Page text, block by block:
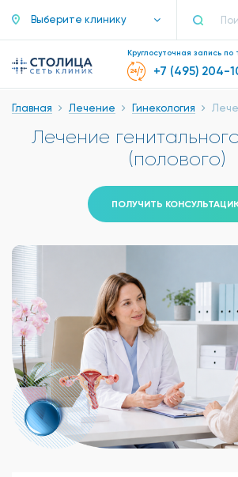
Выберите клинику
Круглосуточная запись по
+7 (495) 204-
Главная Лечение Гинекология
Лечение
(полового)
ПОЛУЧИТЬ